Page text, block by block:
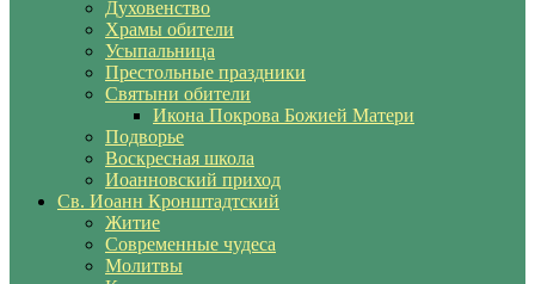
Духовенство
Храмы обители
Усыпальница
Престольные праздники
Святыни обители
Икона Покрова Божией Матери
Подворье
Воскресная школа
Иоанновский приход
Св. Иоанн Кронштадтский
Житие
Современные чудеса
Молитвы